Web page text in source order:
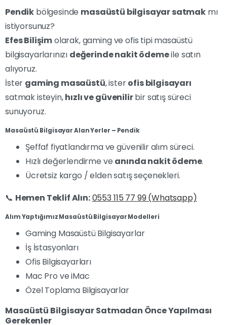
Pendik bölgesinde masaüstü bilgisayar satmakmı
istiyorsunuz?
Efes Bilişimolarak, gaming ve ofis tipi masaüstü
bilgisayarlarınızı değerinde nakit ödemeile satın
alıyoruz.
İster gaming masaüstü, isterofis bilgisayarı
satmak isteyin,hızlı ve güvenilirbir satış süreci
sunuyoruz.
Masaüstü Bilgisayar Alan Yerler – Pendik
Şeffaf fiyatlandırma ve güvenilir alım süreci.
Hızlı değerlendirme ve anında nakit ödeme.
Ücretsiz kargo / elden satış seçenekleri.
📞 Hemen Teklif Alın:0553 115 77 99 (Whatsapp)
Alım Yaptığımız Masaüstü Bilgisayar Modelleri
Gaming Masaüstü Bilgisayarlar
İş İstasyonları
Ofis Bilgisayarları
Mac Pro ve iMac
Özel Toplama Bilgisayarlar
Masaüstü Bilgisayar Satmadan Önce Yapılması
Gerekenler